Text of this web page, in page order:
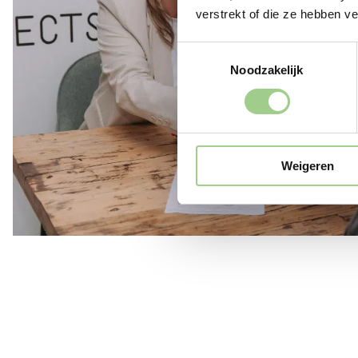
verstrekt of die ze hebben
Noodzakelijk
Weigeren